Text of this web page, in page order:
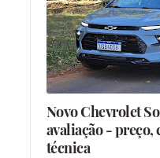
Novo Chevrolet
avaliação - preço,
técnica